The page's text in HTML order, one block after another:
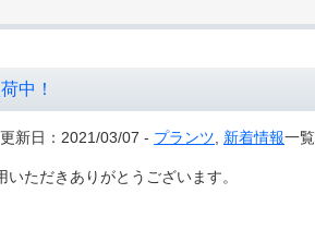
中！
更新日：2021/03/07 - プランツ 新着情報一覧
ただきありがとうございます。